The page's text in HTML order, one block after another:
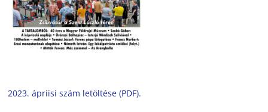
2023. ápriisi szám letöltése (PDF).